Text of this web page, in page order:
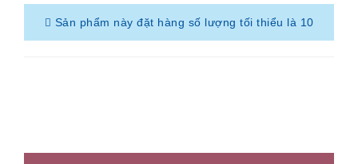
Sản phẩm này đặt hàng số lượng tối thiểu là 10